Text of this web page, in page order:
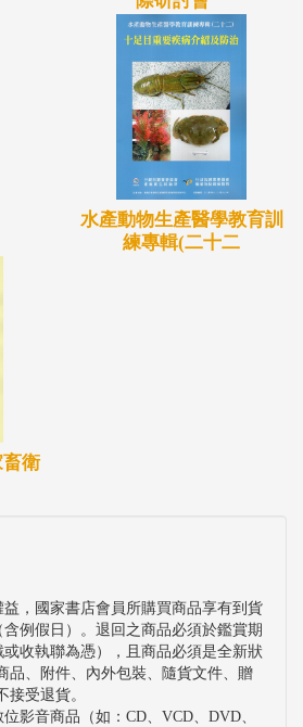
水產動物生產醫學教育訓
練專輯(二十二
衛
，國家書店會員所購買商品享有到貨
例假日）。退回之商品必須於鑑賞期
或收執聯為憑），且商品必須是全新狀
品、附件、內外包裝、隨貨文件、贈
接受退貨。
影音商品（如：CD、VCD、DVD、